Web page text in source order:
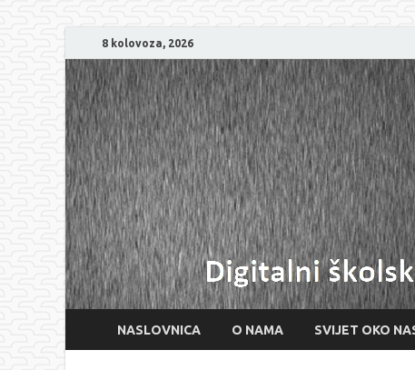
8 kolovoza, 2026
NASLOVNICA O NAMA SVIJET OKO